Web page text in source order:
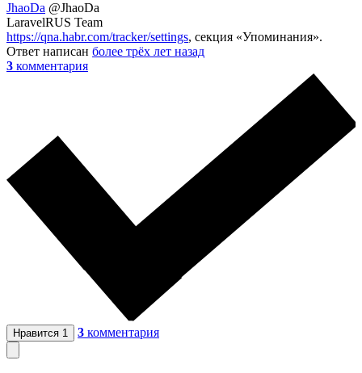
JhaoDa @JhaoDa
LaravelRUS Team
https://qna.habr.com/tracker/settings, секция «Упоминания».
Ответ написан более трёх лет назад
3 комментария
Нравится 1 3 комментария